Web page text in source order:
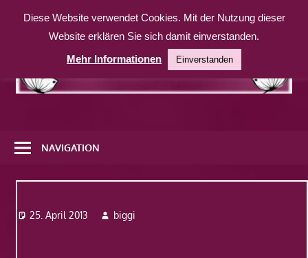
Inhalt
weitere
Website
NAVIGATION
25. April 2013 biggi
Diese Website verwendet Cookies. Mit der Nutzung dieser
Website erklären Sie sich damit einverstanden.
Mehr Informationen
Einverstanden